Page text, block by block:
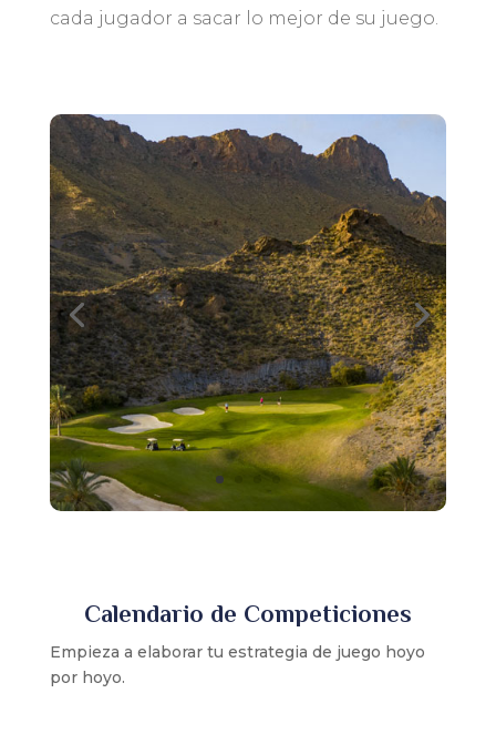
cada jugador a sacar lo mejor de su juego.
Calendario de Competiciones
Empieza a elaborar tu estrategia de juego hoyo
por hoyo.